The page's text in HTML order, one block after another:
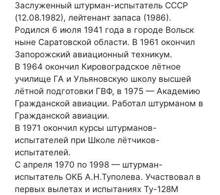
Заслуженный штурман-испытатель СССР
(12.08.1982), лейтенант запаса (1986).
Родился 6 июля 1941 года в городе Вольск
ныне Саратовской области. В 1961 окончил
Запорожский авиационный техникум.
В 1964 окончил Кировоградское лётное
училище ГА и Ульяновскую школу высшей
лётной подготовки ГВФ, в 1975 — Академию
Гражданской авиации. Работал штурманом в
Гражданской авиации.
В 1971 окончил курсы штурманов-
испытателей при Школе лётчиков-
испытателей.
С апреля 1970 по 1998 — штурман-
испытатель ОКБ А.Н.Туполева. Участвовал в
первых вылетах и испытаниях Ту-128М